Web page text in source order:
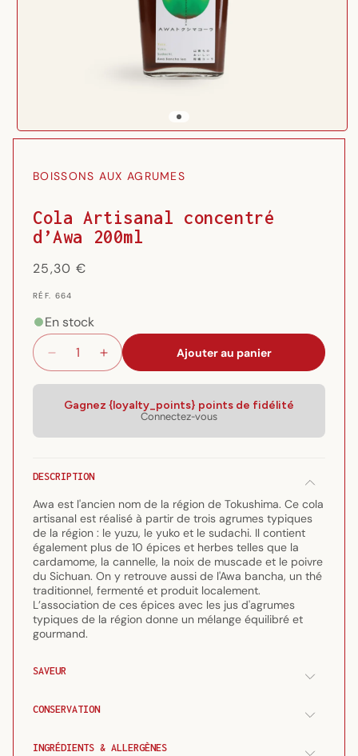
Ouvrir
une
fenêtre
modale
BOISSONS AUX AGRUMES
Cola Artisanal concentré
d’Awa 200ml
Prix
habituel
25,30 €
RÉF.
}}:
RÉF. 664
En stock
Réduire
la
de
Artisanal
d’Awa
Augmenter
la
de
Artisanal
Ajouter au panier
Gagnez {loyalty_points} points de fidélité
Connectez-vous
DESCRIPTION
Awa est l'ancien nom de la région de Tokushima. Ce cola
artisanal est réalisé à partir de trois agrumes typiques
de la région : le yuzu, le yuko et le sudachi. Il contient
également plus de 10 épices et herbes telles que la
cardamome, la cannelle, la noix de muscade et le poivre
du Sichuan. On y retrouve aussi de l'Awa bancha, un thé
traditionnel, fermenté et produit localement.
L’association de ces épices avec les jus d'agrumes
typiques de la région donne un mélange équilibré et
gourmand.
SAVEUR
CONSERVATION
INGRÉDIENTS & ALLERGÈNES